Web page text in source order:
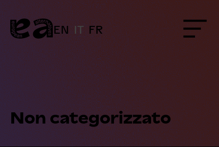
Skip
to
content
EN IT FR Menu
Non categorizzato